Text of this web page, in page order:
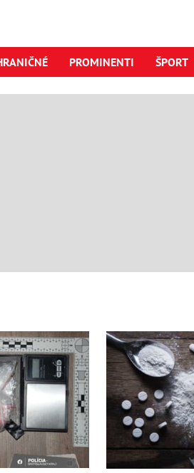
PROMINENTI ŠPORT